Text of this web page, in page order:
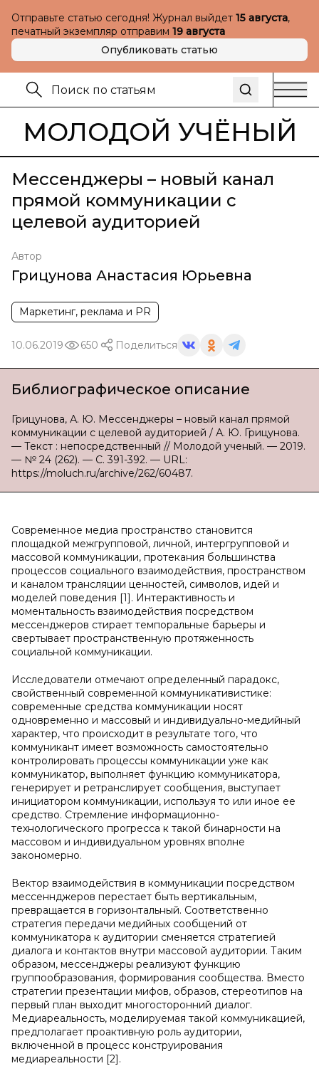
Отправьте статью сегодня! Журнал выйдет 15 августа,
печатный экземпляр отправим 19 августа
Опубликовать статью
МОЛОДОЙ УЧЁНЫЙ
Мессенджеры – новый канал
прямой коммуникации с
целевой аудиторией
Автор
Грицунова Анастасия Юрьевна
Маркетинг, реклама и PR
10.06.2019 650 Поделиться
Библиографическое описание
Грицунова, А. Ю. Мессенджеры – новый канал прямой
коммуникации с целевой аудиторией / А. Ю. Грицунова.
— Текст : непосредственный // Молодой ученый. — 2019.
— № 24 (262). — С. 391-392. — URL:
https://moluch.ru/archive/262/60487.
Современное медиа пространство становится
площадкой межгрупповой, личной, интергрупповой и
массовой коммуникации, протекания большинства
процессов социального взаимодействия, пространством
и каналом трансляции ценностей, символов, идей и
моделей поведения [1]. Интерактивность и
моментальность взаимодействия посредством
мессенджеров стирает темпоральные барьеры и
свертывает пространственную протяженность
социальной коммуникации.
Исследователи отмечают определенный парадокс,
свойственный современной коммуникативистике:
современные средства коммуникации носят
одновременно и массовый и индивидуально-медийный
характер, что происходит в результате того, что
коммуникант имеет возможность самостоятельно
контролировать процессы коммуникации уже как
коммуникатор, выполняет функцию коммуникатора,
генерирует и ретранслирует сообщения, выступает
инициатором коммуникации, используя то или иное ее
средство. Стремление информационно-
технологического прогресса к такой бинарности на
массовом и индивидуальном уровнях вполне
закономерно.
Вектор взаимодействия в коммуникации посредством
мессеннджеров перестает быть вертикальным,
превращается в горизонтальный. Соответственно
стратегия передачи медийных сообщений от
коммуникатора к аудитории сменяется стратегией
диалога и контактов внутри массовой аудитории. Таким
образом, мессенджеры реализуют функцию
группообразования, формирования сообщества. Вместо
стратегии презентации мифов, образов, стереотипов на
первый план выходит многосторонний диалог.
Медиареальность, моделируемая такой коммуникацией,
предполагает проактивную роль аудитории,
включенной в процесс конструирования
медиареальности [2].